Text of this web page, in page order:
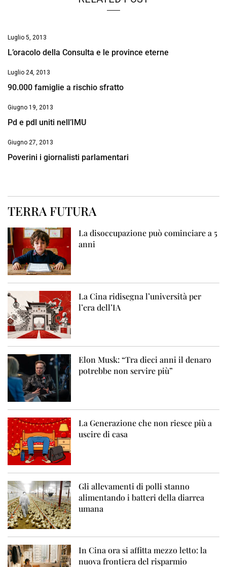
Luglio 5, 2013
L’oracolo della Consulta e le province eterne
Luglio 24, 2013
90.000 famiglie a rischio sfratto
Giugno 19, 2013
Pd e pdl uniti nell’IMU
Giugno 27, 2013
Poverini i giornalisti parlamentari
TERRA FUTURA
La disoccupazione può cominciare a 5
anni
La Cina ridisegna l’università per
l’era dell’IA
Elon Musk: “Tra dieci anni il denaro
potrebbe non servire più”
La Generazione che non riesce più a
uscire di casa
Gli allevamenti di polli stanno
alimentando i batteri della diarrea
umana
In Cina ora si affitta mezzo letto: la
nuova frontiera del risparmio